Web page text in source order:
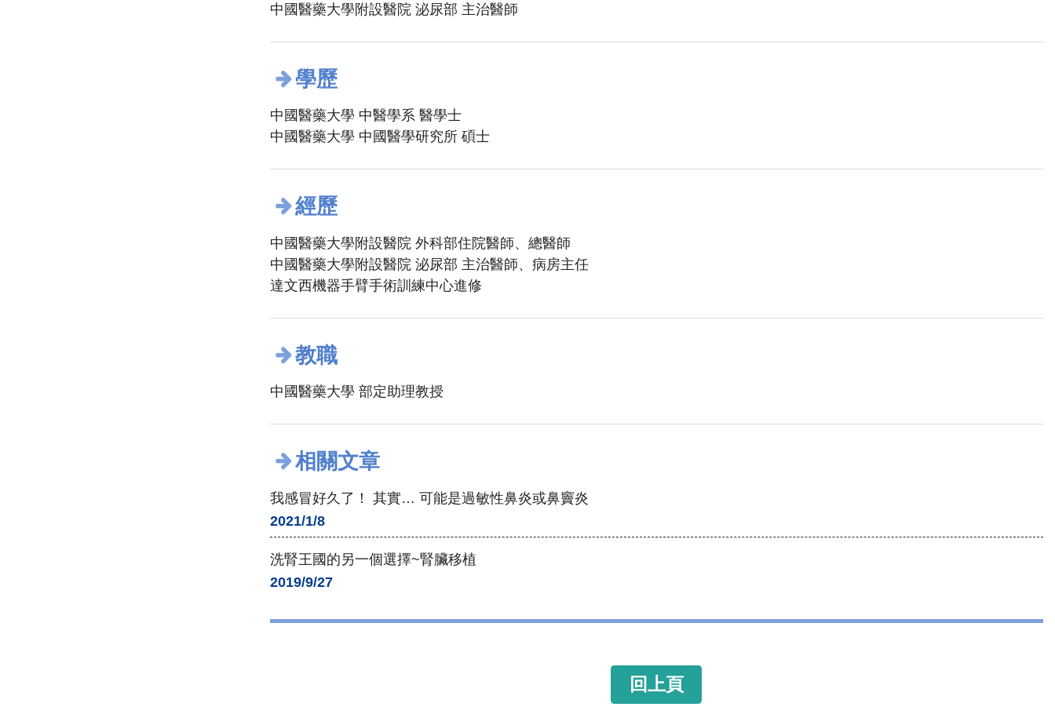
中國醫藥大學附設醫院 泌尿部 主治醫師
學歷
中國醫藥大學 中醫學系 醫學士
中國醫藥大學 中國醫學研究所 碩士
經歷
中國醫藥大學附設醫院 外科部住院醫師、總醫師
中國醫藥大學附設醫院 泌尿部 主治醫師、病房主任
達文西機器手臂手術訓練中心進修
教職
中國醫藥大學 部定助理教授
相關文章
我感冒好久了！ 其實… 可能是過敏性鼻炎或鼻竇炎
2021/1/8
洗腎王國的另一個選擇~腎臟移植
2019/9/27
回上頁